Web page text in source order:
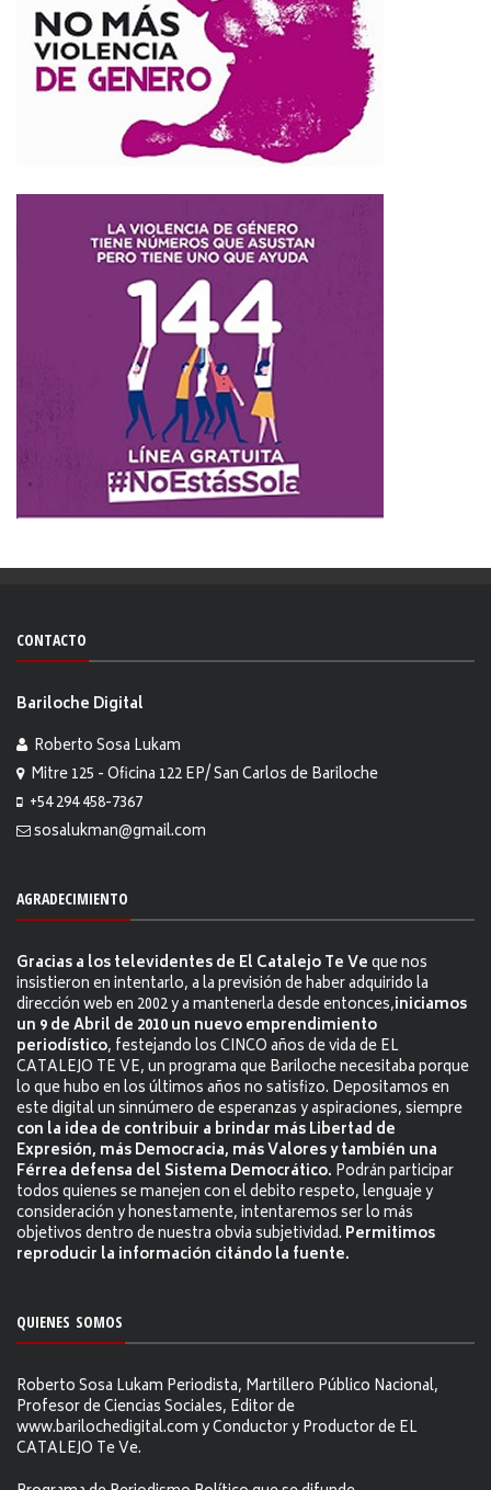
CONTACTO
Bariloche Digital
Roberto Sosa Lukam
Mitre 125 - Oficina 122 EP/ San Carlos de Bariloche
+54 294 458-7367
sosalukman@gmail.com
AGRADECIMIENTO
Gracias a los televidentes de El Catalejo Te Veque nos
insistieron en intentarlo, a la previsión de haber adquirido la
dirección web en 2002 y a mantenerla desde entonces,iniciamos
un 9 de Abril de 2010 un nuevo emprendimiento
periodístico, festejando los CINCO años de vida de EL
CATALEJO TE VE, un programa que Bariloche necesitaba porque
lo que hubo en los últimos años no satisfizo. Depositamos en
este digital un sinnúmero de esperanzas y aspiraciones, siempre
con la idea de contribuir a brindar más Libertad de
Expresión, más Democracia, más Valores y también una
Férrea defensa del Sistema Democrático. Podrán participar
todos quienes se manejen con el debito respeto, lenguaje y
consideración y honestamente, intentaremos ser lo más
objetivos dentro de nuestra obvia subjetividad. Permitimos
reproducir la información citándo la fuente.
QUIENES SOMOS
Roberto Sosa Lukam Periodista, Martillero Público Nacional,
Profesor de Ciencias Sociales, Editor de
www.barilochedigital.com y Conductor y Productor de EL
CATALEJO Te Ve.